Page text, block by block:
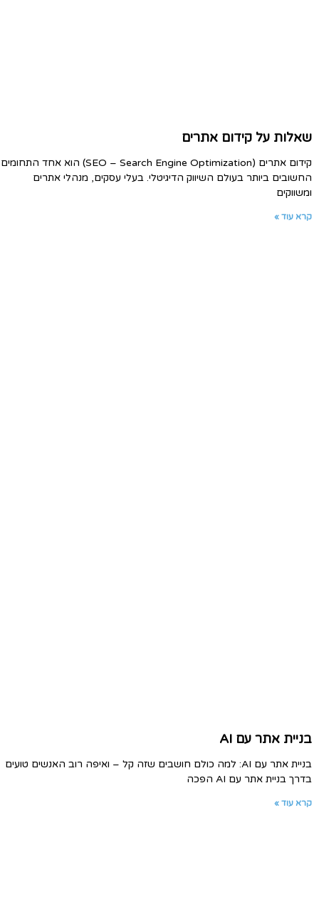
שאלות על קידום אתרים
קידום אתרים (SEO – Search Engine Optimization) הוא אחד התחומים
החשובים ביותר בעולם השיווק הדיגיטלי. בעלי עסקים, מנהלי אתרים
ומשווקים
קרא עוד »
בניית אתר עם AI
בניית אתר עם AI: למה כולם חושבים שזה קל – ואיפה רוב האנשים טועים
בדרך בניית אתר עם AI הפכה
קרא עוד »